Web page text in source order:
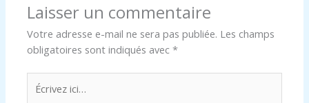
Laisser un commentaire
Votre adresse e-mail ne sera pas publiée. Les champs
obligatoires sont indiqués avec*
ici…